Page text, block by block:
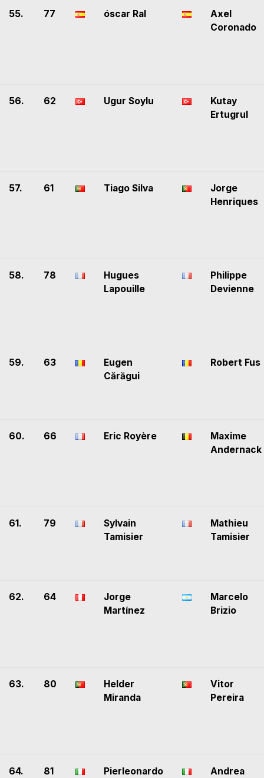
55. 77 óscar Ral
Axel
Coronado
56. 62 Ugur Soylu
Kutay
Ertugrul
57. 61 Tiago Silva
Jorge
Henriques
58. 78
Hugues
Lapouille
Philippe
Devienne
59. 63
Eugen
Cărăgui
Robert Fus
60. 66 Eric Royère
Maxime
Andernack
61. 79
Sylvain
Tamisier
Mathieu
Tamisier
62. 64
Jorge
Martínez
Marcelo
Brizio
63. 80
Helder
Miranda
Vitor
Pereira
64. 81
Pierleonardo
Andrea